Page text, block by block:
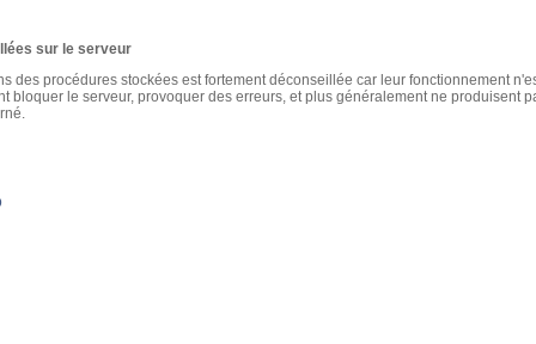
sur le serveur
des procédures stockées est fortement déconseillée car leur fonctionnement
bloquer le serveur, provoquer des erreurs, et plus généralement ne produisent